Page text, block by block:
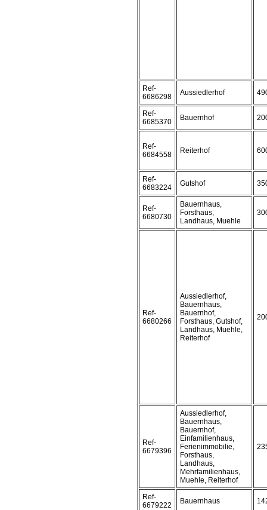
Ref-
6686298
Aussiedlerhof
Ref-
6685370
Bauernhof
Ref-
6684558
Reiterhof
Ref-
6683224
Gutshof
Ref-
6680730
Bauernhaus,
Forsthaus,
Landhaus, Muehle
Ref-
6680266
Aussiedlerhof,
Bauernhaus,
Bauernhof,
Forsthaus, Gutshof,
Landhaus, Muehle,
Reiterhof
Ref-
6679396
Aussiedlerhof,
Bauernhaus,
Bauernhof,
Einfamilienhaus,
Ferienimmobilie,
Forsthaus,
Landhaus,
Mehrfamilienhaus,
Muehle, Reiterhof
Ref-
6679222
Bauernhaus